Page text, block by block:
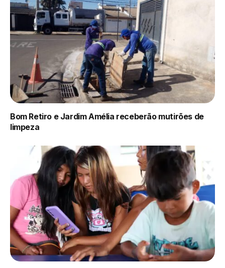
Bom Retiro e Jardim Amélia receberão mutirões de
limpeza